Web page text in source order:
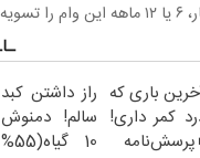
باری که
کمر داری!
راز داشتن کبد
سالم! دمنوش
10 گیاه(55%